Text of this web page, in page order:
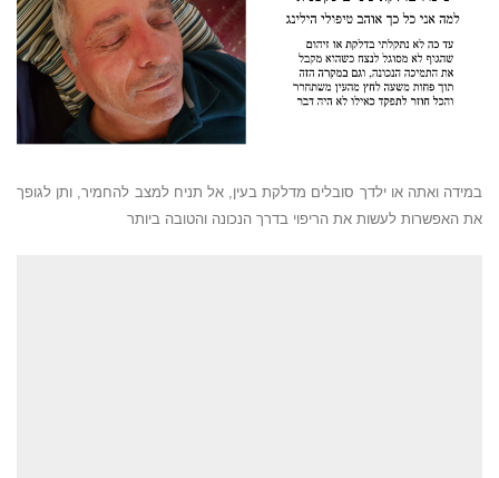
במידה ואתה או ילדך סובלים מדלקת בעין, אל תניח למצב להחמיר, ותן לגופך
את האפשרות לעשות את הריפוי בדרך הנכונה והטובה ביותר